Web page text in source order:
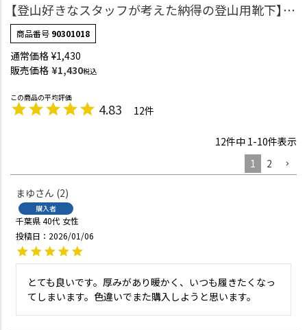
【登山好きなスタッフが考えた納得の登山用靴下】
NAIGAI TRAIL メリノウール混 クルー丈 メンズ＆レ
ディース 【365日最短翌日発送】90301018
商品番号 90301018
通常価格 ¥1,430
販売価格 ¥1,430税込
4.83 12
12件中 1-10件表示
1
2
まゆ 2
購入者
千葉県40代 女性
投稿日
2026/01/06
とても良いです。厚みがあり暖かく、いつも履きたくなっ
てしまいます。色違いでまた購入しようと思います。